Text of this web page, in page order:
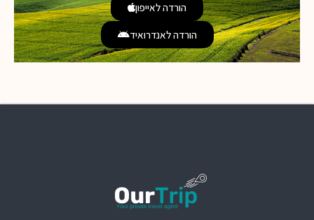
הורדה לאייפון
הורדה לאנדרואיד